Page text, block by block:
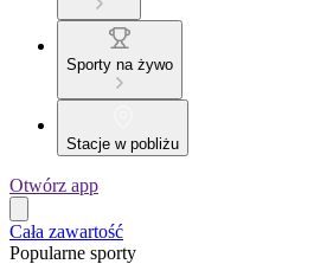
Sporty na żywo
Stacje w pobliżu
Otwórz app
Cała zawartość
Popularne sporty